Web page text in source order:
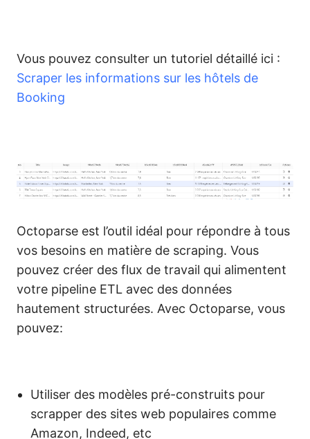
Vous pouvez consulter un tutoriel détaillé ici :
Scraper les informations sur les hôtels de
Booking
Octoparse est l’outil idéal pour répondre à tous
vos besoins en matière de scraping. Vous
pouvez créer des flux de travail qui alimentent
votre pipeline ETL avec des données
hautement structurées. Avec Octoparse, vous
pouvez:
Utiliser des modèles pré-construits pour
scrapper des sites web populaires comme
Amazon, Indeed, etc